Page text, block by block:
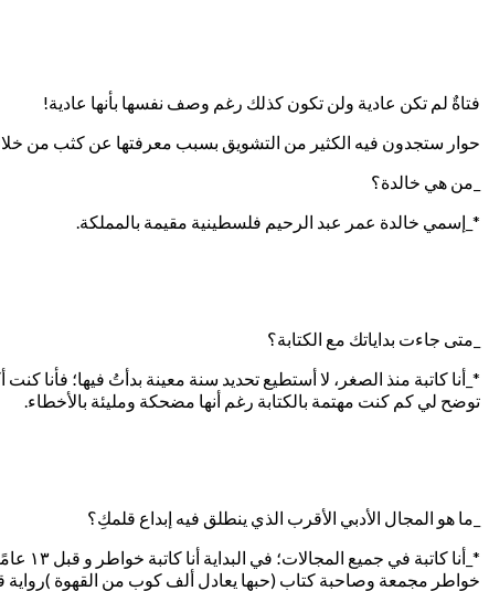
فتاةٌ لم تكن عادية ولن تكون كذلك رغم وصف نفسها بأنها عادية!
حوار ستجدون فيه الكثير من التشويق بسبب معرفتها عن كثب من خلال
_من هي خالدة؟
*_إسمي خالدة عمر عبد الرحيم فلسطينية مقيمة بالمملكة.
_متى جاءت بداياتك مع الكتابة؟
*_أنا كاتبة منذ الصغر، لا أستطيع تحديد سنة معينة بدأتُ فيها؛
توضح لي كم كنت مهتمة بالكتابة رغم أنها مضحكة ومليئة بالأخطاء.
_ما هو المجال الأدبي الأقرب الذي ينطلق فيه إبداع قلمكِ؟
خواطر مجمعة وصاحبة كتاب (حبها يعادل ألف كوب من القهوة